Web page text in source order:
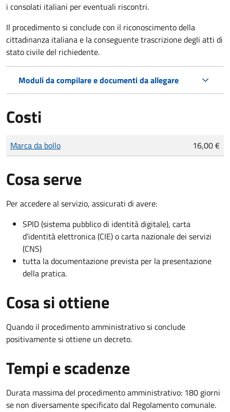
i consolati italiani per eventuali riscontri.
Il procedimento si conclude con il riconoscimento della
cittadinanza italiana e la conseguente trascrizione degli atti di
stato civile del richiedente.
Moduli da compilare e documenti da allegare
Costi
Tipo di pagamento
Importo
Marca da bollo 16,00 €
Cosa serve
Per accedere al servizio, assicurati di avere:
SPID (sistema pubblico di identità digitale), carta
d’identità elettronica (CIE) o carta nazionale dei servizi
(CNS)
tutta la documentazione prevista per la presentazione
della pratica.
Cosa si ottiene
Quando il procedimento amministrativo si conclude
positivamente si ottiene un decreto.
Tempi e scadenze
Durata massima del procedimento amministrativo: 180 giorni
se non diversamente specificato dal Regolamento comunale.